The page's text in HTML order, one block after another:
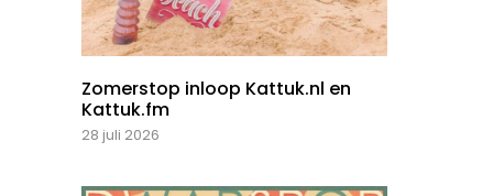
Zomerstop inloop Kattuk.nl en
Kattuk.fm
28 juli 2026